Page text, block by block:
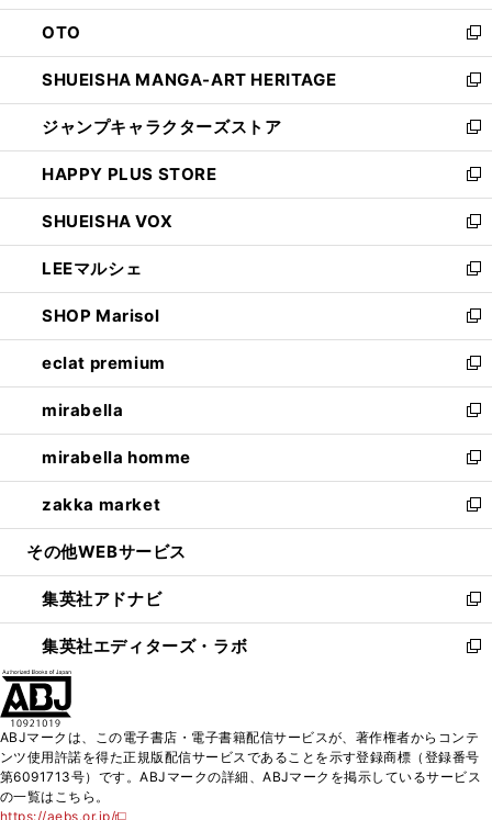
ウ
で
開
く
ン
ド
ウ
で
開
く
OTO
新
し
い
ウ
ィ
ン
ド
ウ
で
開
く
SHUEISHA MANGA-ART HERITAGE
新
し
い
ウ
ィ
ン
ド
ウ
で
開
く
ジャンプキャラクターズストア
新
し
い
ウ
ィ
ン
ド
ウ
で
開
く
HAPPY PLUS STORE
新
し
い
ウ
ィ
ン
ド
ウ
で
開
く
SHUEISHA VOX
新
し
い
ウ
ィ
ン
ド
ウ
で
開
く
LEEマルシェ
新
し
い
ウ
ィ
ン
ド
ウ
で
開
く
SHOP Marisol
新
し
い
ウ
ィ
ン
ド
ウ
で
開
eclat premium
新
し
い
ウ
ィ
ン
ド
ウ
開
く
mirabella
新
し
い
ウ
ィ
ン
ウ
で
開
く
mirabella homme
新
し
い
ウ
ン
ド
ウ
で
zakka market
新
し
ウ
ィ
ン
ド
く
その他WEBサービス
集英社アドナビ
新
し
い
ド
ウ
で
集英社エディターズ・ラボ
新
ィ
ン
ド
ABJマークは、この電子書店・電子書籍配信サービスが、著作権者からコンテ
ンツ使用許諾を得た正規版配信サービスであることを示す登録商標（登録番号
第6091713号）です。ABJマークの詳細、ABJマークを掲示しているサービス
の一覧はこちら。
https://aebs.or.jp/